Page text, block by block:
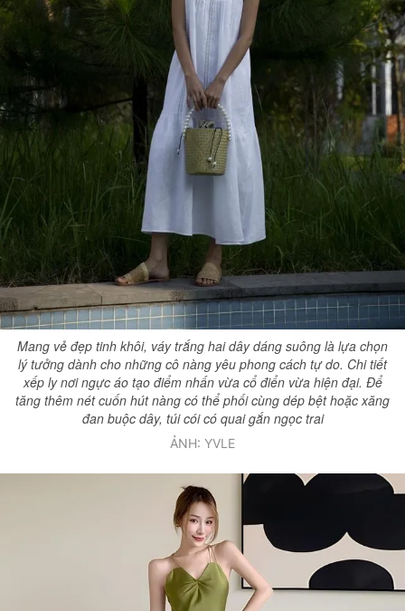
Mang vẻ đẹp tinh khôi, váy trắng hai dây dáng suông là lựa chọn
lý tưởng dành cho những cô nàng yêu phong cách tự do. Chi tiết
xếp ly nơi ngực áo tạo điểm nhấn vừa cổ điển vừa hiện đại. Để
tăng thêm nét cuốn hút nàng có thể phối cùng dép bệt hoặc xăng
đan buộc dây, túi cói có quai gắn ngọc trai
ẢNH: YVLE